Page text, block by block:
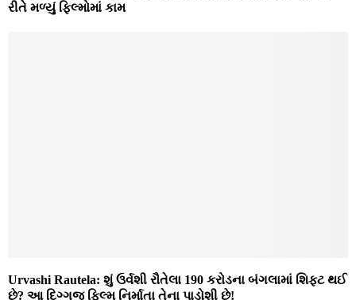
રીતે મળ્યું ફિલ્મોમાં કામ
Urvashi Rautela: શું ઉર્વશી રૌતેલા 190 કરોડના બંગલામાં શિફ્ટ થઈ
છે? આ દિગ્ગજ ફિલ્મ નિર્માતા તેના પાડોશી છે!